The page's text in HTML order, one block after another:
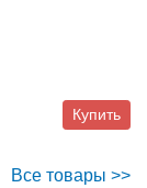
Купить
Все товары >>